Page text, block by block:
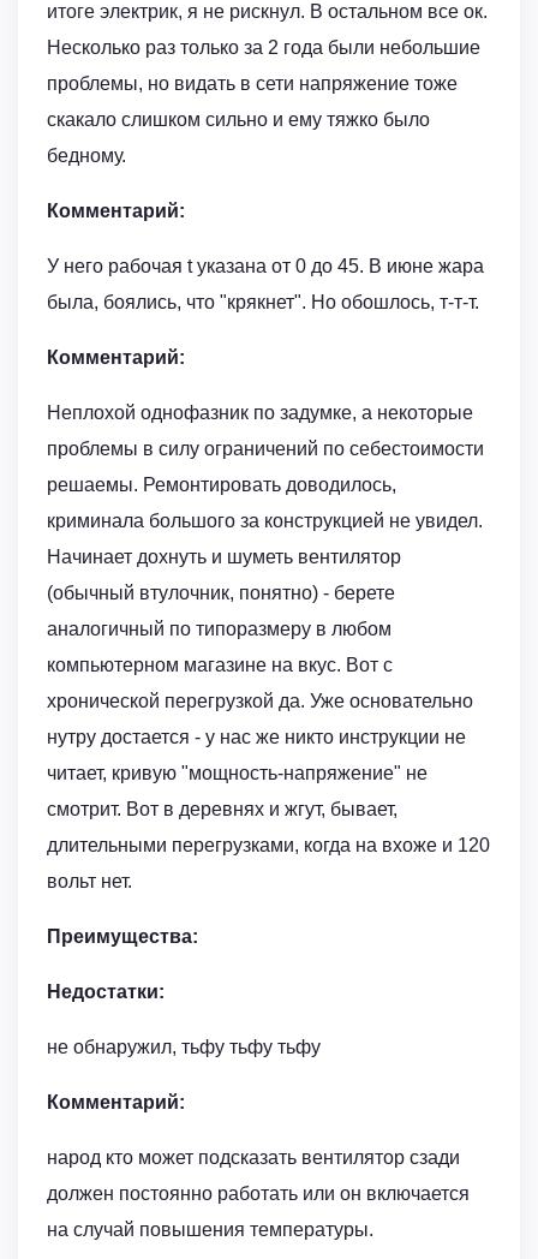
итоге электрик, я не рискнул. В остальном все ок.
Несколько раз только за 2 года были небольшие
проблемы, но видать в сети напряжение тоже
скакало слишком сильно и ему тяжко было
бедному.
Комментарий:
У него рабочая t указана от 0 до 45. В июне жара
была, боялись, что "крякнет". Но обошлось, т-т-т.
Комментарий:
Неплохой однофазник по задумке, а некоторые
проблемы в силу ограничений по себестоимости
решаемы. Ремонтировать доводилось,
криминала большого за конструкцией не увидел.
Начинает дохнуть и шуметь вентилятор
(обычный втулочник, понятно) - берете
аналогичный по типоразмеру в любом
компьютерном магазине на вкус. Вот с
хронической перегрузкой да. Уже основательно
нутру достается - у нас же никто инструкции не
читает, кривую "мощность-напряжение" не
смотрит. Вот в деревнях и жгут, бывает,
длительными перегрузками, когда на вхоже и 120
вольт нет.
Преимущества:
Недостатки:
не обнаружил, тьфу тьфу тьфу
Комментарий:
народ кто может подсказать вентилятор сзади
должен постоянно работать или он включается
на случай повышения температуры.